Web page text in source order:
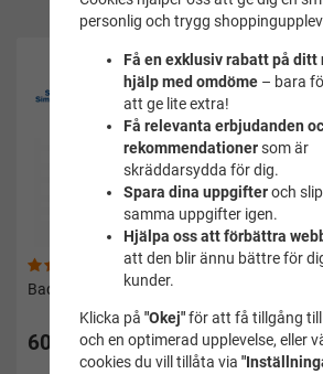
(111)
Baddaren blå
60 kr 132
personlig och trygg
Få en exklusiv rabatt på ditt
hjälp med omdöme– bara
att ge lite extra!
Få relevanta erbjudanden
rekommendationersom är
skräddarsydda för dig.
Spara dina uppgifteroch
samma uppgifter igen.
Hjälpa oss att förbättra
att den blir ännu bättre för
kunder.
Klicka på "Okej"för att få tillgång
och en optimerad upplevelse, eller
cookies du vill tillåta via